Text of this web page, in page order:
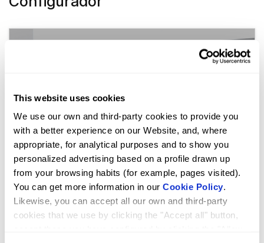
This website uses cookies
We use our own and third-party cookies to provide you
with a better experience on our Website, and, where
appropriate, for analytical purposes and to show you
personalized advertising based on a profile drawn up
from your browsing habits (for example, pages visited).
You can get more information in our Cookie Policy.
Likewise, you can accept all our own and third-party
cookies that we use by clicking the "Accept all" button,